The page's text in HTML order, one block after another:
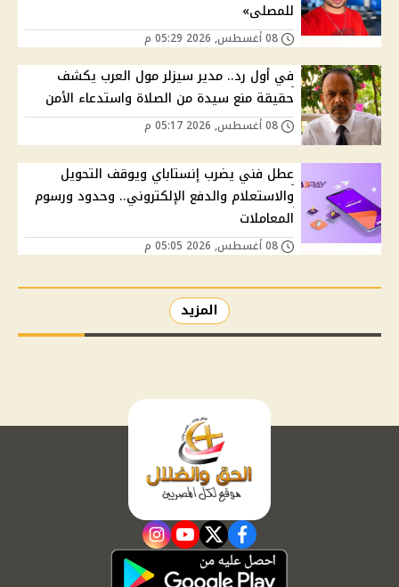
للمصلى»
في أول رد.. مدير سيزلر مول العرب يكشف
حقيقة منع سيدة من الصلاة واستدعاء الأمن
عطل فني يضرب إنستاباي ويوقف التحويل
والاستعلام والدفع الإلكتروني.. وحدود ورسوم
المعاملات
المزيد
facebook
twitter
youtube
instagram